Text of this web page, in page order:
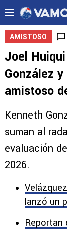
AMISTOSO
Joel
González
amistoso
Kenneth
suman al
evaluación
2026.
lanzó un
Reportan